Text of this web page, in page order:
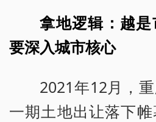
拿地逻辑：越
要深入城市核心
2021年12月，
一期土地出让落下